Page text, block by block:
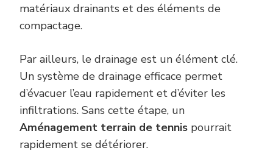
matériaux drainants et des éléments de
compactage.
Par ailleurs, le drainage est un élément clé.
Un système de drainage efficace permet
d’évacuer l’eau rapidement et d’éviter les
infiltrations. Sans cette étape, un
Aménagement terrain de tennis pourrait
rapidement se détériorer.